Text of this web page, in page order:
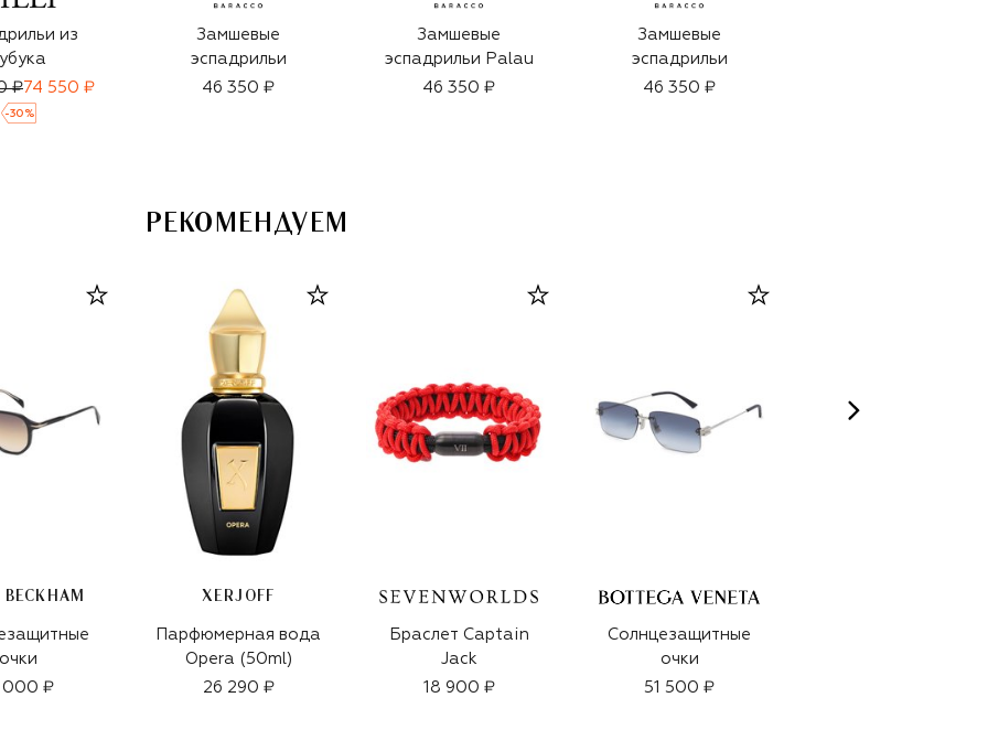
из
₽74 550 ₽
-30 %
Замшевые
эспадрильи
46 350 ₽
Замшевые
эспадрильи Palau
46 350 ₽
Замшевые
эспадрильи
46 350 ₽
РЕКОМЕНДУЕМ
BECKHAM
очки
000 ₽
XERJOFF
Парфюмерная вода
Opera (50ml)
26 290 ₽
Браслет Captain
Jack
18 900 ₽
Солнцезащитные
очки
51 500 ₽